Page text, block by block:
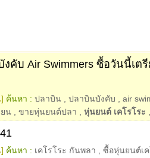
คับ Air Swimmers ซื้อวันนี้เต
ค้นหา : ปลาบิน ปลาบินบังคับ
air
ยน
ขายหุ่นยนต์ปลา หุ่นยนต์ เคโรโระ
ค้นหา : เคโรโระ กันพลา
ซื้อหุ่นยนต์เ